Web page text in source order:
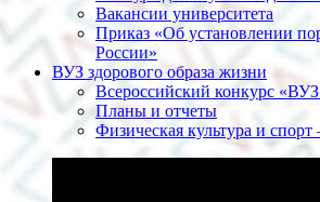
Вакансии университета
Приказ «Об установлении
России»
ВУЗ здорового образа жизни
Всероссийский конкурс
Планы и отчеты
Физическая культура и